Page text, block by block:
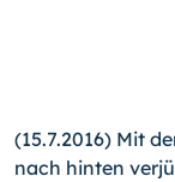
(15.7.2016) Mit
nach hin­ten